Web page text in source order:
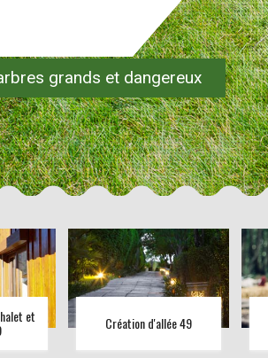
grands et dangereux
et Création d'allée 49